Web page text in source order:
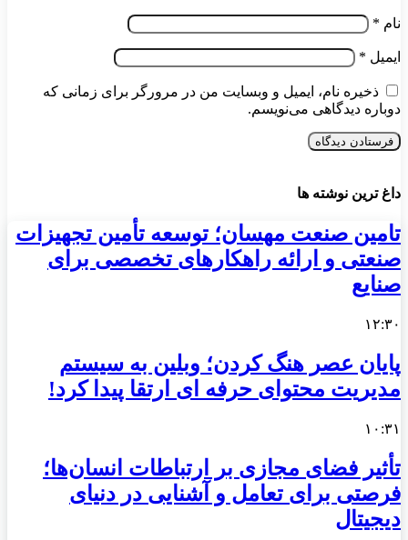
نام *
ایمیل *
ذخیره نام، ایمیل و وبسایت من در مرورگر برای زمانی که
دوباره دیدگاهی می‌نویسم.
داغ ترین نوشته ها
تامین صنعت مهسان؛ توسعه تأمین تجهیزات
صنعتی و ارائه راهکارهای تخصصی برای
صنایع
۱۲:۳۰
پایان عصر هنگ کردن؛ وبلین به سیستم
مدیریت محتوای حرفه ای ارتقا پیدا کرد!
۱۰:۳۱
تأثیر فضای مجازی بر ارتباطات انسان‌ها؛
فرصتی برای تعامل و آشنایی در دنیای
دیجیتال